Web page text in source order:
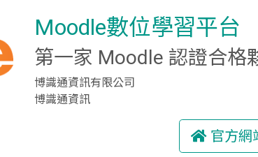
Moodle數位學習平台
第一家 Moodle 認證合格
博識通資訊有限公司
博識通資訊
官方網